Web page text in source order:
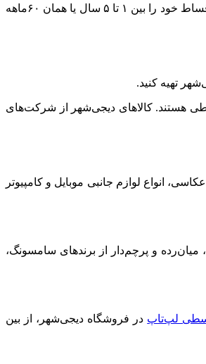
مدت زمان بازپرداخت وام خرید کالا از دیجی‌شهر به برنامه‌ریزی مالی خودتان بستگی دارد. با این حال، دیجی‌شهر شرایطی را فراهم کرده است تا مشتریان بتوانند اقساط خود را بین ۱ تا ۵ سال یا همان ۶۰ماهه
تهیه کنید.
هستند. کالاهای دیجی‌شهر از شرکت‌های
انواع لوازم جانبی موبایل و کامپیوتر
میان‌رده و پرچم‌دار از برندهای سامسونگ،
لپ‌تاپ در فروشگاه دیجی‌شهر، از بین